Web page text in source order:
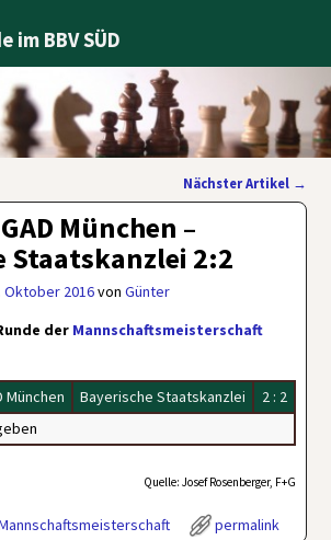
im BBV SÜD
Nächster Artikel →
München –
Staatskanzlei 2:2
Oktober 2016vonGünter
der Mannschaftsmeisterschaft
München Bayerische Staatskanzlei
2 : 2
Quelle: Josef Rosenberger, F+G
permalink